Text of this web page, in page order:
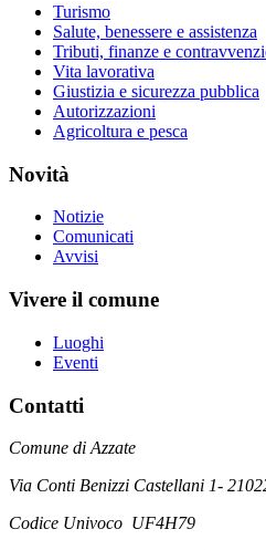
Turismo
Salute, benessere e assistenza
Tributi, finanze e
Vita lavorativa
Giustizia e sicurezza pubblica
Autorizzazioni
Agricoltura e pesca
Novità
Notizie
Comunicati
Avvisi
Vivere il comune
Luoghi
Eventi
Contatti
Comune di Azzate
Via Conti Benizzi Castellani 1-
Codice Univoco UF4H79